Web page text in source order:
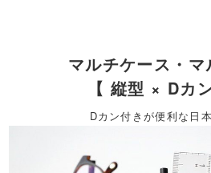
マルチケース・
【 縦型 × Dカ
Dカン付きが便利な日